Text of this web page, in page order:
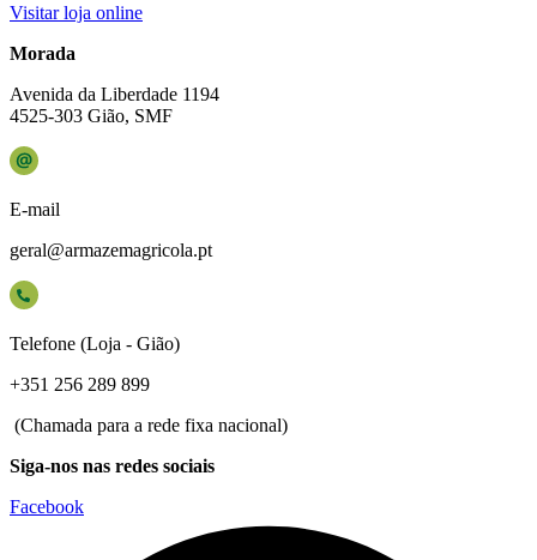
Visitar loja online
Morada
Avenida da Liberdade 1194
4525-303 Gião, SMF
E-mail
geral@armazemagricola.pt
Telefone (Loja - Gião)
+351 256 289 899
(Chamada para a rede fixa nacional)
Siga-nos nas redes sociais
Facebook